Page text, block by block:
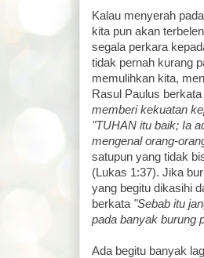
Kalau menyerah
kita pun akan
segala perkara
tidak pernah kurang
memulihkan kita,
Rasul Paulus berkata
memberi kekuatan
"TUHAN itu baik; Ia
mengenal orang-
satupun yang tidak
(Lukas 1:37). Jika
yang begitu dikasihi
berkata "Sebab itu
pada banyak burung
Ada begitu banyak